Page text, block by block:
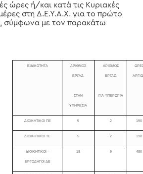
ώρες ή/και κατά τις Κυριακές
στη Δ.Ε.Υ.Α.Χ. για το πρώτο
σύμφωνα με τον παρακάτω
ΕΙΔΙΚΟΤΗΤΑ ΑΡΙΘΜΟΣ
ΕΡΓΑΖ.
ΣΤΗΝ
ΥΠΗΡΕΣΙΑ
ΑΡΙΘΜΟΣ
ΕΡΓΑΖ.
ΓΙΑ ΥΠΕΡΩΡΙΑ
ΔΙΟΙΚΗΤΙΚΟΙ ΠΕ 5 2 190
ΔΙΟΙΚΗΤΙΚΟΙ ΤΕ 5 2 190
ΔΙΟΙΚΗΤΙΚΟΙ –
ΕΡΓΟΔΗΓΟΙ ΔΕ
18 9 480